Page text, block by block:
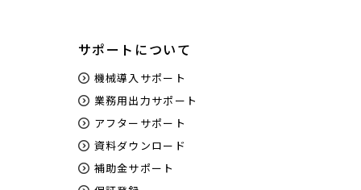
サポートについて
機械導入サポート
業務用出力サポート
アフターサポート
資料ダウンロード
補助金サポート